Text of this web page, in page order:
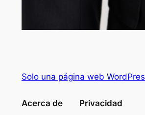
Solo una página web
Acerca de Privacidad